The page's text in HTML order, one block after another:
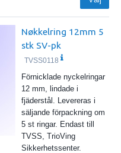
Nøkkelring 12mm 5
stk SV-pk
TVSS0118
Förnicklade nyckelringar
12 mm, lindade i
fjäderstål. Levereras i
säljande förpackning om
5 st ringar. Endast till
TVSS, TrioVing
Sikkerhetssenter.